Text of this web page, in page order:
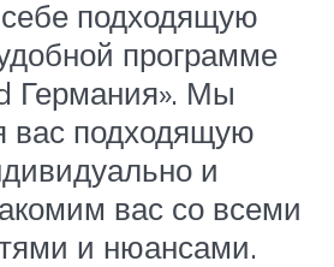
подходящую
программе
Германия». Мы
вас подходящую
и
вас со всеми
и нюансами.